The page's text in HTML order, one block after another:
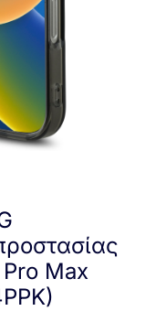
Max